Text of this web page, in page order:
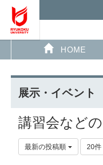
HOME
展示・イベント
講習会など
最新の投稿順 20件